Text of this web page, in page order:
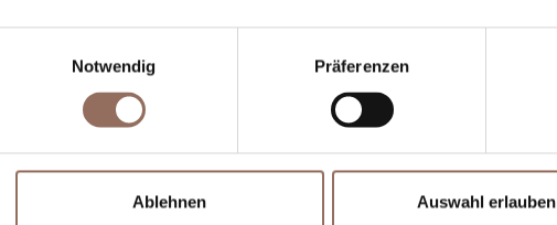
Notwendig
Präferenzen
Ablehnen Auswahl erlauben
Wähle dinen Urlaub